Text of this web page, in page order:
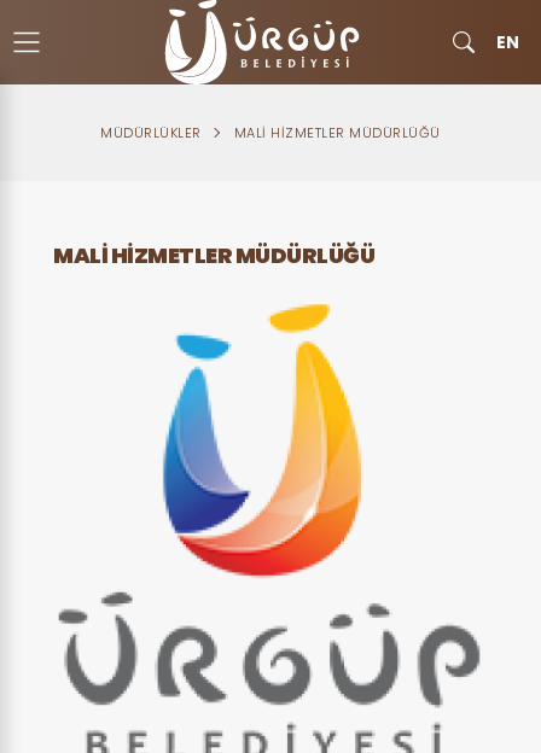
EN
MÜDÜRLÜKLER MALI HIZMETLER MÜDÜRLÜĞÜ
MALI HIZMETLER MÜDÜRLÜĞÜ